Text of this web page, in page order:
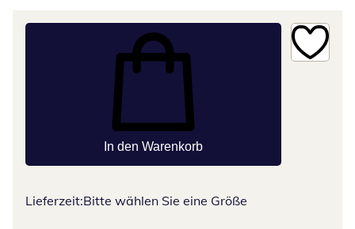
In den Warenkorb
Lieferzeit:Bitte wählen Sie eine Größe